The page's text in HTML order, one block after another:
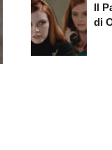
Il
di